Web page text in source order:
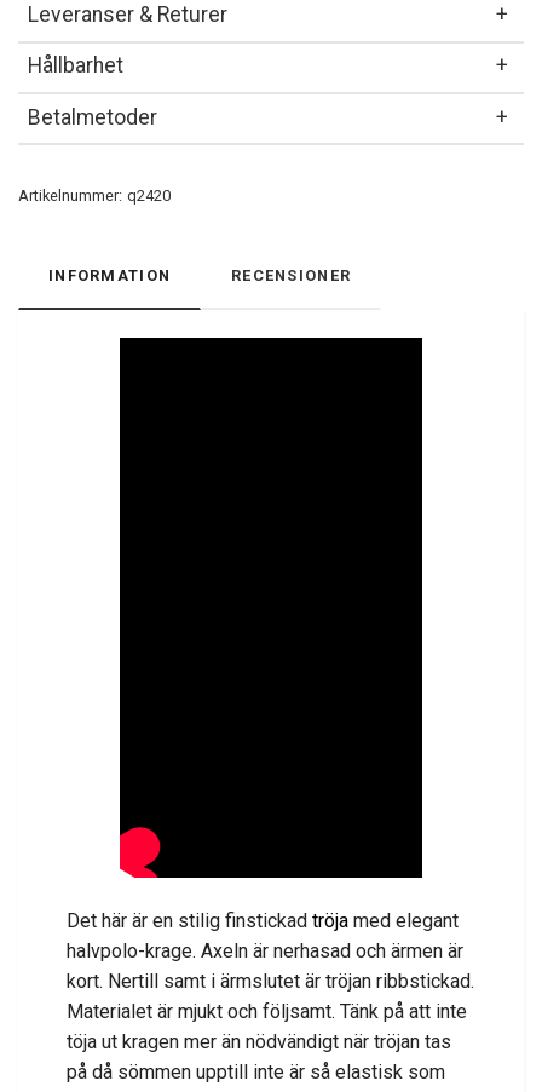
Leveranser & Returer
Hållbarhet
Betalmetoder
Artikelnummer: q2420
INFORMATION RECENSIONER
Det här är en stilig finstickad tröja med elegant
halvpolo-krage. Axeln är nerhasad och ärmen är
kort. Nertill samt i ärmslutet är tröjan ribbstickad.
Materialet är mjukt och följsamt. Tänk på att inte
töja ut kragen mer än nödvändigt när tröjan tas
på då sömmen upptill inte är så elastisk som